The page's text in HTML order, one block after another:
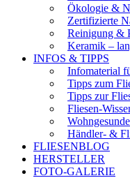
Ökologie &
Zertifizierte
Reinigung &
Keramik –
INFOS & TIPPS
Infomaterial
Tipps zum
Tipps zur
Fliesen-
Händler- &
FLIESENBLOG
HERSTELLER
FOTO-GALERIE